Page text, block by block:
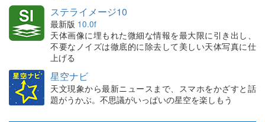
ステライメージ10
最新版 10.0f
天体画像に埋もれた微細な情報を最大限に引き出し、
不要なノイズは徹底的に除去して美しい天体写真に仕
上げる
星空ナビ
天文現象から最新ニュースまで、スマホをかざすと話
題がうかぶ。不思議がいっぱいの星空を楽しもう